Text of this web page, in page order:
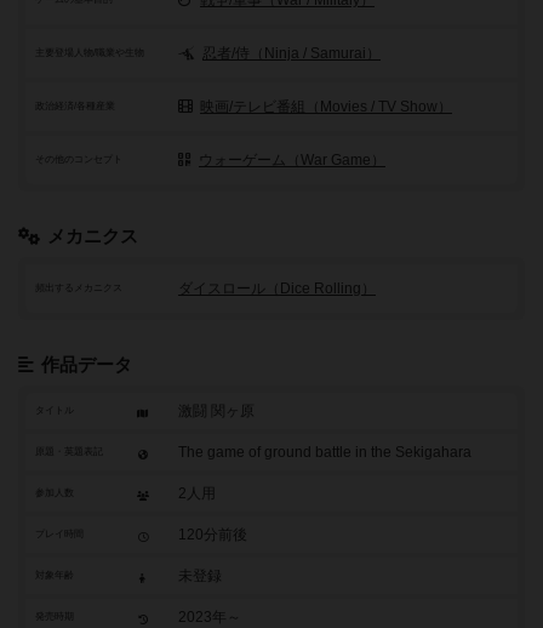
忍者/侍（Ninja / Samurai）
政治経済/各種産業 映画/テレビ番組（Movies / TV Show）
その他のコンセプト ウォーゲーム（War Game）
メカニクス
頻出するメカニクス ダイスロール（Dice Rolling）
作品データ
タイトル 激闘 関ヶ原
The game of ground battle in the Sekigahara
参加人数 2人用
120分前後
未登録
2023年～